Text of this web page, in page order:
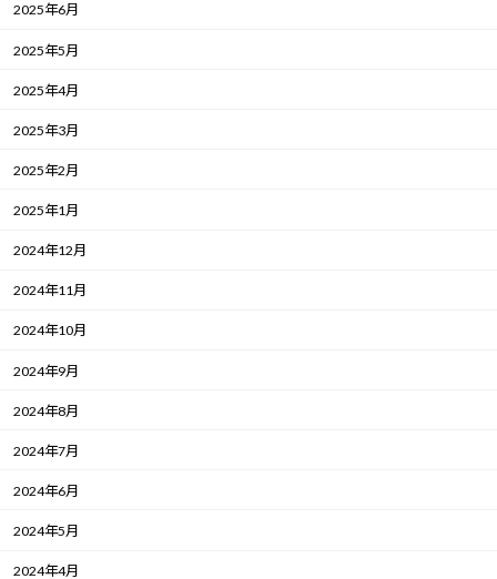
2025年6月
2025年5月
2025年4月
2025年3月
2025年2月
2025年1月
2024年12月
2024年11月
2024年10月
2024年9月
2024年8月
2024年7月
2024年6月
2024年5月
2024年4月